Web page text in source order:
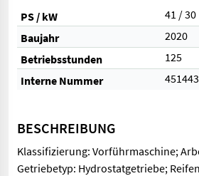
PS / kW
41 / 30
Baujahr
2020
Betriebsstunden
125
Interne Nummer
BESCHREIBUNG
Klassifizierung: Vorführmaschine;
Getriebetyp: Hydrostatgetriebe;